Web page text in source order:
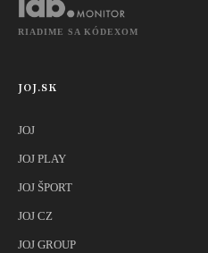
RIADIME SA KÓDEXOM
JOJ.SK
JOJ
JOJ PLAY
JOJ ŠPORT
JOJ CZ
JOJ GROUP